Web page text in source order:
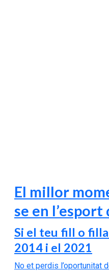
El millor
se en
Si el teu fill o
2014 i el 2021
No et perdis l’oportunitat